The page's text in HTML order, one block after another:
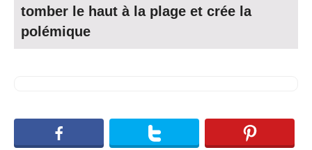
tomber le haut à la plage et crée la
polémique